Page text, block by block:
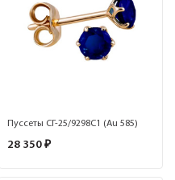
Пуссеты СГ-25/9298С1 (Au 585)
28 350 ₽